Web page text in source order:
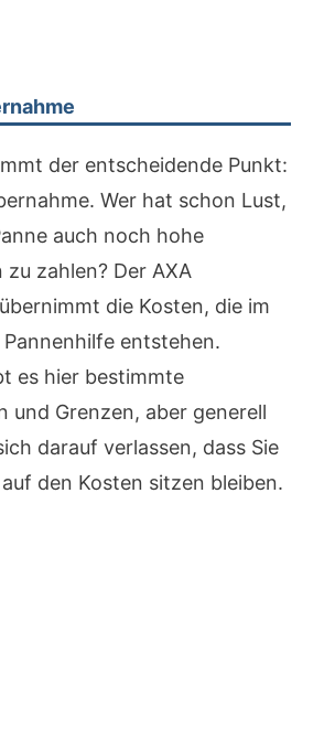
der entscheidende Punkt:
Wer hat schon Lust,
auch noch hohe
zu zahlen? Der AXA
die Kosten, die im
Pannenhilfe entstehen.
es hier bestimmte
und Grenzen, aber generell
darauf verlassen, dass Sie
den Kosten sitzen bleiben.